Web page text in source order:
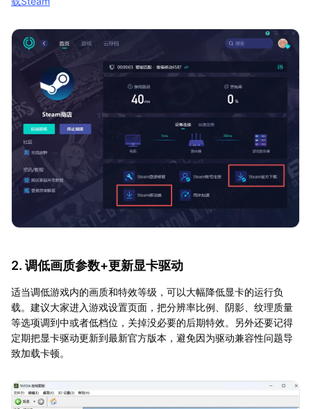
2. 调低画质参数+更新显卡驱动
适当调低游戏内的画质和特效等级，可以大幅降低显卡的运行负
载。建议大家进入游戏设置页面，把分辨率比例、阴影、纹理质量
等选项调到中或者低档位，关掉没必要的后期特效。另外还要记得
定期把显卡驱动更新到最新官方版本，避免因为驱动兼容性问题导
致加载卡顿。